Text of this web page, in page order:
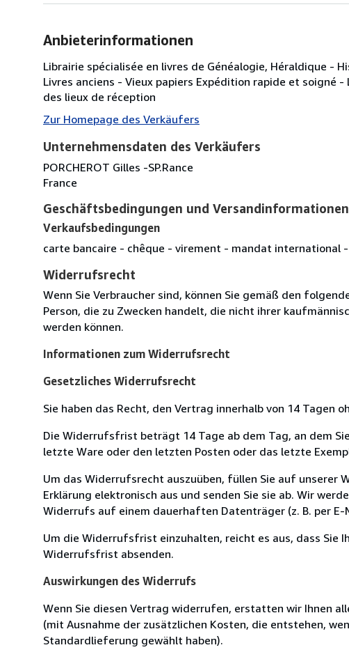
Anbieterinformationen
Librairie spécialisée en livres de Généalogie, Héraldique -
Livres anciens - Vieux papiers Expédition rapide et
des lieux de réception
Zur Homepage des Verkäufers
Unternehmensdaten des Verkäufers
PORCHEROT Gilles -SP.Rance
France
Geschäftsbedingungen und Versandinformationen
Verkaufsbedingungen
carte bancaire - chêque - virement - mandat international
Widerrufsrecht
Wenn Sie Verbraucher sind, können Sie gemäß den
Person, die zu Zwecken handelt, die nicht ihrer
werden können.
Informationen zum Widerrufsrecht
Gesetzliches Widerrufsrecht
Sie haben das Recht, den Vertrag innerhalb von 14 Tagen
Die Widerrufsfrist beträgt 14 Tage ab dem Tag, an dem
letzte Ware oder den letzten Posten oder das letzte
Um das Widerrufsrecht auszuüben, füllen Sie auf unserer
Erklärung elektronisch aus und senden Sie sie ab. Wir
Widerrufs auf einem dauerhaften Datenträger (z. B. per E-
Um die Widerrufsfrist einzuhalten, reicht es aus, dass Sie
Widerrufsfrist absenden.
Auswirkungen des Widerrufs
Wenn Sie diesen Vertrag widerrufen, erstatten wir Ihnen
(mit Ausnahme der zusätzlichen Kosten, die entstehen,
Standardlieferung gewählt haben).